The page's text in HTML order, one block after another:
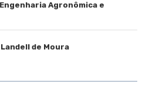
Agronômica e
de Moura